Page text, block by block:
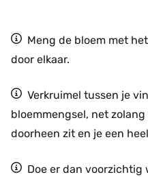
Meng de bloem met
door elkaar.
Verkruimel tussen je
bloemmengsel, net
doorheen zit en je een
Doe er dan voorzichtig